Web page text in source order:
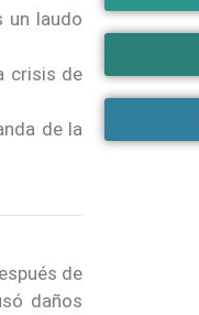
un laudo
crisis de
de la
de
daños